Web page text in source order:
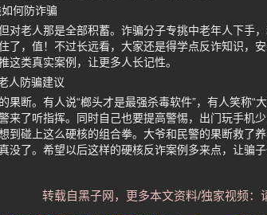
何防诈骗
对老人那是全部积蓄。诈骗分子专挑中老年人下手
了，值！不过长远看，大家还是得学点反诈知识，
这类真实案例，让更多人长记性。
人防骗建议
果断。有人说“榔头才是最强杀毒软件”，有人笑称“
来了听指挥。同时自己也要提高警惕，出门玩手机
到碰上这么硬核的组合拳。大爷和民警的果断救了
没了。希望以后这样的硬核反诈案例多来点，让骗子
转载自黑子网，更多本文资料/独家视频：